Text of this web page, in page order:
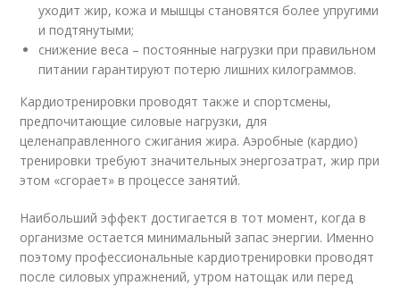
уходит жир, кожа и мышцы становятся более упругими
и подтянутыми;
снижение веса – постоянные нагрузки при правильном
питании гарантируют потерю лишних килограммов.
Кардиотренировки проводят также и спортсмены,
предпочитающие силовые нагрузки, для
целенаправленного сжигания жира. Аэробные (кардио)
тренировки требуют значительных энергозатрат, жир при
этом «сгорает» в процессе занятий.
Наибольший эффект достигается в тот момент, когда в
организме остается минимальный запас энергии. Именно
поэтому профессиональные кардиотренировки проводят
после силовых упражнений, утром натощак или перед